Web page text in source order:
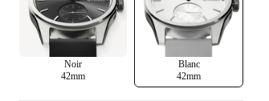
Noir
42mm
Blanc
42mm